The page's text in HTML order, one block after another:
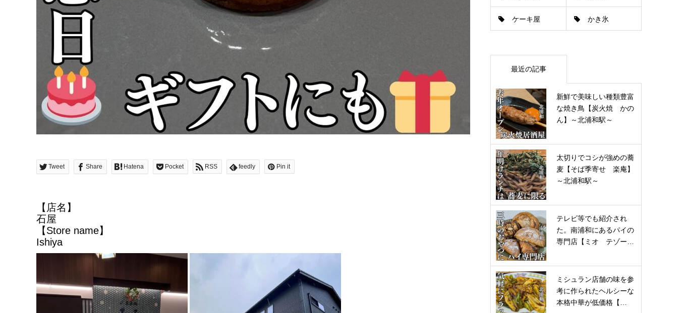
Tweet Share Hatena Pocket RSS feedly Pin it
【店名】
石屋
【Store name】
Ishiya
ケーキ屋 かき氷
最近の記事
新鮮で美味しい種類豊富
な焼き鳥【炭火焼 かの
ん】～北浦和駅～
太切りでコシが強めの蕎
麦【そば季寄せ 楽庵】
～北浦和駅～
テレビ等でも紹介され
た。南浦和にあるパイの
専門店【ミオ テゾー…
ミシュラン店舗の味を参
考に作られたヘルシーな
本格中華が低価格【…